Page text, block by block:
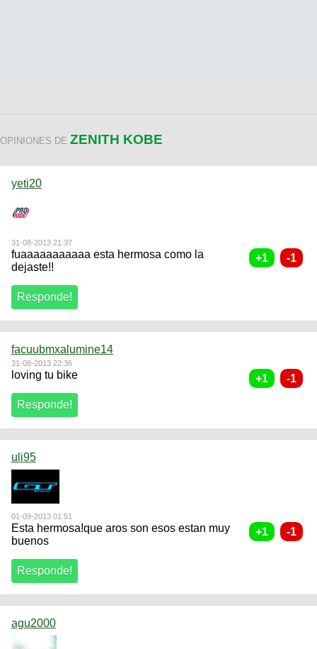
OPINIONES DE ZENITH KOBE
yeti20
31-08-2013 21:37
fuaaaaaaaaaaa esta hermosa como la
dejaste!!
facuubmxalumine14
31-08-2013 22:36
loving tu bike
uli95
01-09-2013 01:51
Esta hermosa!que aros son esos estan muy
buenos
agu2000